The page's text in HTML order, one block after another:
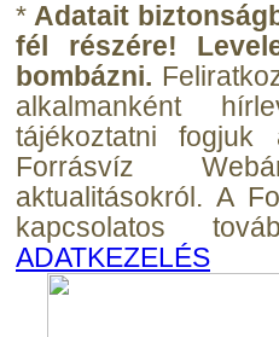
*Adatait
fél részére!
bombázni.
alkalmanként
tájékoztatni
Forrásvíz
aktualitásokról. A
kapcsolatos
ADATKEZELÉS